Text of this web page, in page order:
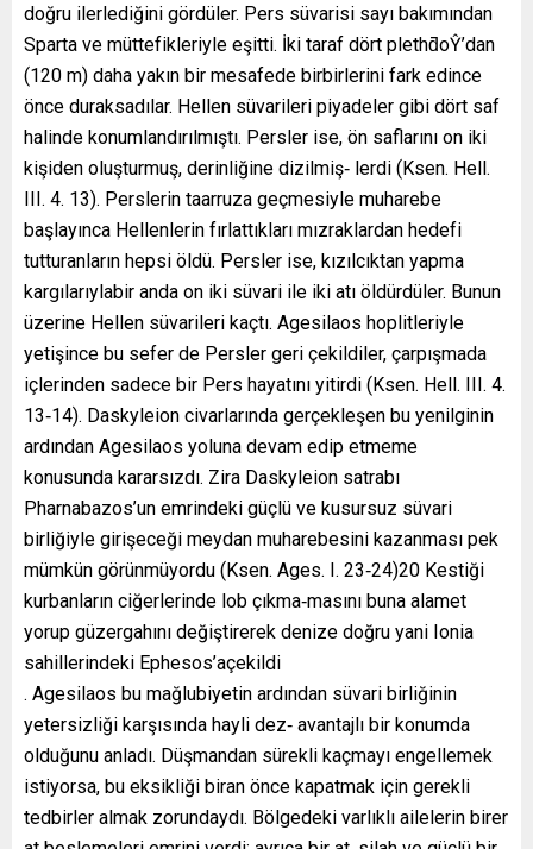
doğru ilerlediğini gördüler. Pers süvarisi sayı bakımından
Sparta ve müttefikleriyle eşitti. İki taraf dört plethƌoŶ’dan
(120 m) daha yakın bir mesafede birbirlerini fark edince
önce duraksadılar. Hellen süvarileri piyadeler gibi dört saf
halinde konumlandırılmıştı. Persler ise, ön saflarını on iki
kişiden oluşturmuş, derinliğine dizilmiş‐ lerdi (Ksen. Hell.
III. 4. 13). Perslerin taarruza geçmesiyle muharebe
başlayınca Hellenlerin fırlattıkları mızraklardan hedefi
tutturanların hepsi öldü. Persler ise, kızılcıktan yapma
kargılarıylabir anda on iki süvari ile iki atı öldürdüler. Bunun
üzerine Hellen süvarileri kaçtı. Agesilaos hoplitleriyle
yetişince bu sefer de Persler geri çekildiler, çarpışmada
içlerinden sadece bir Pers hayatını yitirdi (Ksen. Hell. III. 4.
13‐14). Daskyleion civarlarında gerçekleşen bu yenilginin
ardından Agesilaos yoluna devam edip etmeme
konusunda kararsızdı. Zira Daskyleion satrabı
Pharnabazos’un emrindeki güçlü ve kusursuz süvari
birliğiyle girişeceği meydan muharebesini kazanması pek
mümkün görünmüyordu (Ksen. Ages. I. 23‐24)20 Kestiği
kurbanların ciğerlerinde lob çıkma‐masını buna alamet
yorup güzergahını değiştirerek denize doğru yani Ionia
sahillerindeki Ephesos’açekildi
. Agesilaos bu mağlubiyetin ardından süvari birliğinin
yetersizliği karşısında hayli dez‐ avantajlı bir konumda
olduğunu anladı. Düşmandan sürekli kaçmayı engellemek
istiyorsa, bu eksikliği biran önce kapatmak için gerekli
tedbirler almak zorundaydı. Bölgedeki varlıklı ailelerin birer